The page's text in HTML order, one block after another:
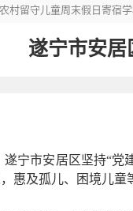
村留守儿童周末假日寄宿
遂宁市安
遂宁市安居区坚持“党
惠及孤儿、困境儿童